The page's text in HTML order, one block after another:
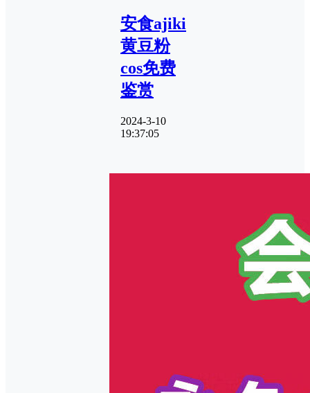
安食ajiki
黄豆粉
cos免费
鉴赏
2024-3-10
19:37:05